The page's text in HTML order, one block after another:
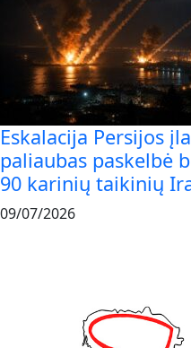
Eskalacija Persijos
paliaubas paskelbė
90 karinių taikinių
09/07/2026